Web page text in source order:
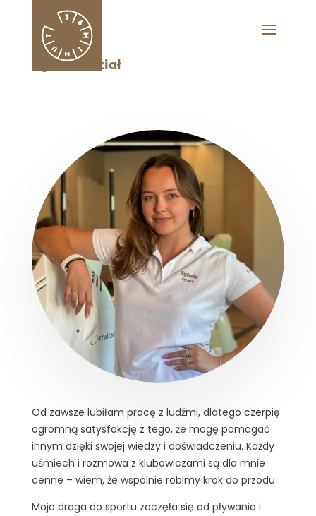
Sylwia Koział
Od zawsze lubiłam pracę z ludźmi, dlatego czerpię
ogromną satysfakcję z tego, że mogę pomagać
innym dzięki swojej wiedzy i doświadczeniu. Każdy
uśmiech i rozmowa z klubowiczami są dla mnie
cenne – wiem, że wspólnie robimy krok do przodu.
Moja droga do sportu zaczęła się od pływania i